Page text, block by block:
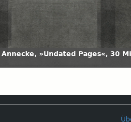
Annecke, »Undated Pages«, 30